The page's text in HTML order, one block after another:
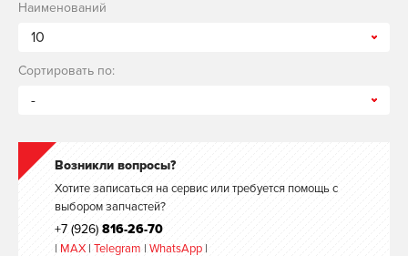
Наименований
10
Сортировать по:
-
Возникли вопросы?
Хотите записаться на сервис или требуется помощь с
выбором запчастей?
+7 (926) 816-26-70
| MAX | Telegram | WhatsApp |